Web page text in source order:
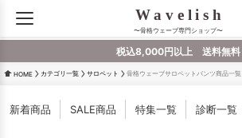
〜骨格ウェーブ専門ショップ〜
税込8,000円以上 送料無料
HOME カテゴリ一覧 サロペット 骨格ウェーブサロペットパンツ商品一覧
新着商品 SALE商品 特集一覧 診断一覧